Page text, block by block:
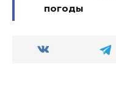
погоды